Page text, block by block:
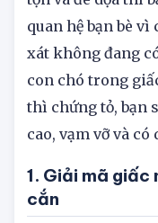
người bạn. Nếu
tợn và đe dọa thì
quan hệ bạn bè vì
xát không đang
con chó trong
thì chứng tỏ, bạn
cao, vạm vỡ và có
1. Giải mã